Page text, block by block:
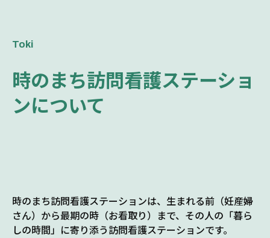
Toki
時のまち訪問看護ステーショ
ンについて
時のまち訪問看護ステーションは、生まれる前（妊産婦
さん）から最期の時（お看取り）まで、その人の「暮ら
しの時間」に寄り添う訪問看護ステーションです。